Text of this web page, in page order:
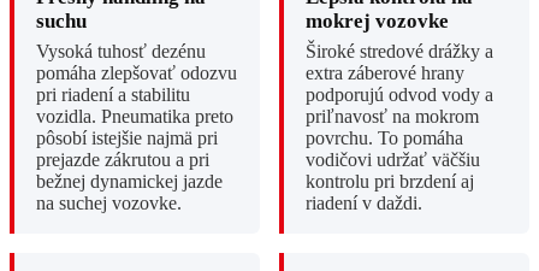
suchu
Vysoká tuhosť dezénu
pomáha zlepšovať odozvu
pri riadení a stabilitu
vozidla. Pneumatika preto
pôsobí istejšie najmä pri
prejazde zákrutou a pri
bežnej dynamickej jazde
na suchej vozovke.
mokrej vozovke
Široké stredové drážky a
extra záberové hrany
podporujú odvod vody a
priľnavosť na mokrom
povrchu. To pomáha
vodičovi udržať väčšiu
kontrolu pri brzdení aj
riadení v daždi.